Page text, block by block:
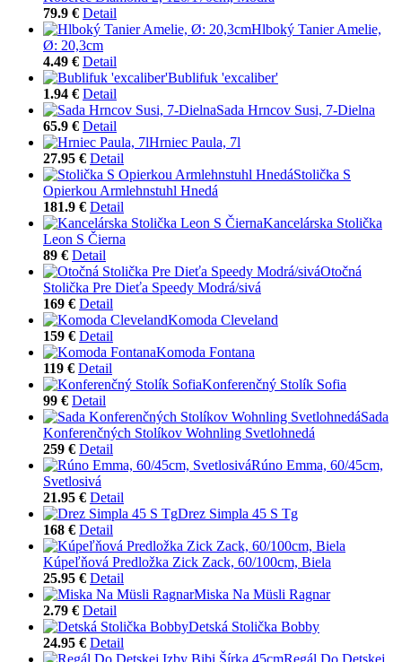
79.9 € Detail
Hlboký Tanier Amelie,
Ø: 20,3cm
4.49 € Detail
Bublifuk 'excaliber'
1.94 € Detail
Sada Hrncov Susi, 7-Dielna
65.9 € Detail
Hrniec Paula, 7l
27.95 € Detail
Stolička S
Opierkou Armlehnstuhl Hnedá
181.9 € Detail
Kancelárska Stolička
Leon S Čierna
89 € Detail
Otočná
Stolička Pre Dieťa Speedy Modrá/sivá
169 € Detail
Komoda Cleveland
159 € Detail
Komoda Fontana
119 € Detail
Konferenčný Stolík Sofia
99 € Detail
Sada
Konferenčných Stolíkov Wohnling Svetlohnedá
259 € Detail
Rúno Emma, 60/45cm,
Svetlosivá
21.95 € Detail
Drez Simpla 45 S Tg
168 € Detail
Kúpeľňová Predložka Zick Zack, 60/100cm, Biela
25.95 € Detail
Miska Na Müsli Ragnar
2.79 € Detail
Detská Stolička Bobby
24.95 € Detail
Regál Do Detskej